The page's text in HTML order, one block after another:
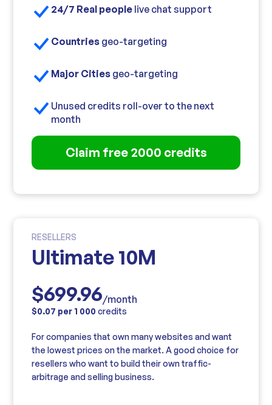
24/7 Real people live chat support
Countries geo-targeting
Major Cities geo-targeting
Unused credits roll-over to the next
month
Claim free 2000 credits
RESELLERS
Ultimate 10M
$699.96/month
$0.07 per 1 000 credits
For companies that own many websites and want
the lowest prices on the market. A good choice for
resellers who want to build their own traffic-
arbitrage and selling business.